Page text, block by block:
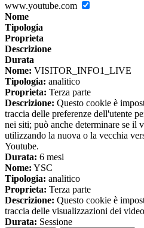
www.youtube.com
Nome
Tipologia
Proprieta
Descrizione
Durata
Nome: VISITOR_INFO1_LIVE
Tipologia: analitico
Proprieta: Terza parte
Descrizione: Questo cookie è
traccia delle preferenze dell'utente
nei siti; può anche determinare se il
utilizzando la nuova o la vecchia
Youtube.
Durata: 6 mesi
Nome: YSC
Tipologia: analitico
Proprieta: Terza parte
Descrizione: Questo cookie è
traccia delle visualizzazioni dei
Durata: Sessione